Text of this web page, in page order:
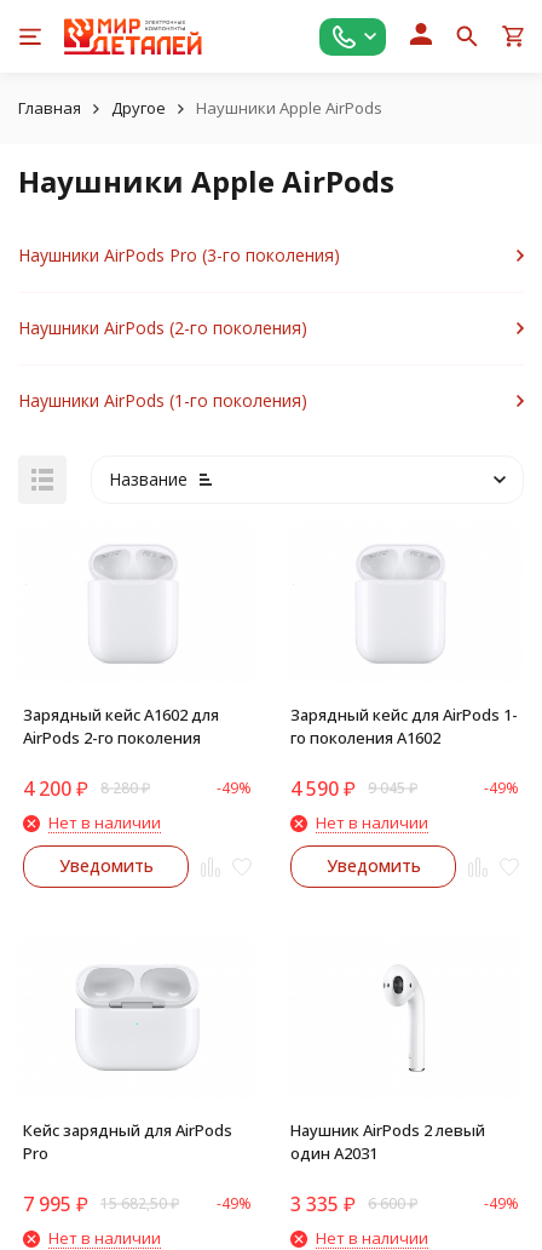
Главная Другое Наушники Apple AirPods
Наушники Apple AirPods
Наушники AirPods Pro (3-го поколения)
Наушники AirPods (2-го поколения)
Наушники AirPods (1-го поколения)
Название
Зарядный кейс A1602 для
AirPods 2-го поколения
4 200₽ 8 280₽ -49%
Нет в наличии
Уведомить
Зарядный кейс для AirPods 1-
го поколения A1602
4 590₽ 9 045₽ -49%
Нет в наличии
Уведомить
Кейс зарядный для AirPods
Pro
7 995 ₽ 15 682,50₽ -49%
Нет в наличии
Наушник AirPods 2 левый
один A2031
3 335 ₽ 6 600₽ -49%
Нет в наличии